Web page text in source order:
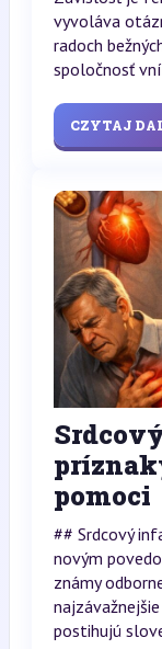
vyvoláva
radoch
spoločnosť
CZYTAJ
pomoci
## Srdcový
novým
známy
postihujú